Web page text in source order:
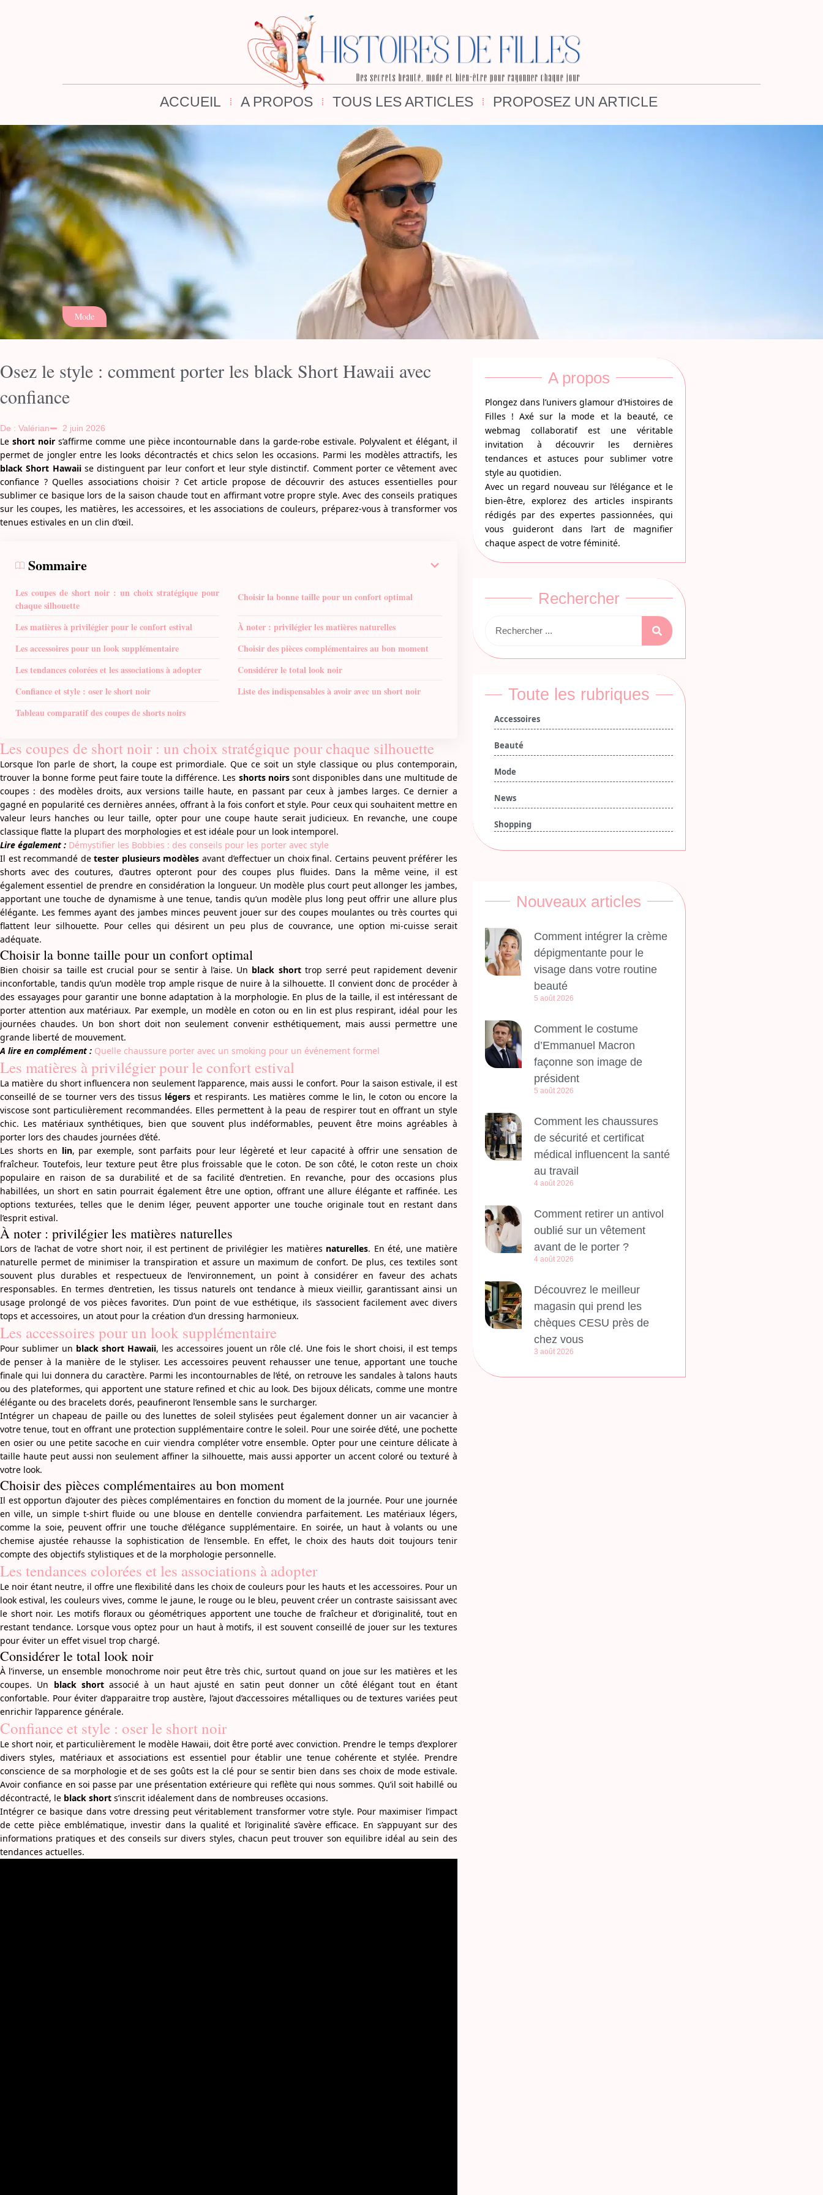
ACCUEIL A PROPOS TOUS LES ARTICLES PROPOSEZ UN ARTICLE
Mode
Osez le style : comment porter les black Short Hawaii avec
confiance
De : Valérian 2 juin 2026
Leshort noir s’affirme comme une pièce incontournable dans la garde-robe estivale. Polyvalent et élégant, il
permet de jongler entre les looks décontractés et chics selon les occasions. Parmi les modèles attractifs, les
black Short Hawaiise distinguent par leur confort et leur style distinctif. Comment porter ce vêtement avec
confiance ? Quelles associations choisir ? Cet article propose de découvrir des astuces essentielles pour
sublimer ce basique lors de la saison chaude tout en affirmant votre propre style. Avec des conseils pratiques
sur les coupes, les matières, les accessoires, et les associations de couleurs, préparez-vous à transformer vos
tenues estivales en un clin d’œil.
Sommaire
Les coupes de short noir : un choix stratégique pour
chaque silhouette
Choisir la bonne taille pour un confort optimal
Les matières à privilégier pour le confort estival
À noter : privilégier les matières naturelles
Les accessoires pour un look supplémentaire
Choisir des pièces complémentaires au bon moment
Les tendances colorées et les associations à adopter
Considérer le total look noir
Confiance et style : oser le short noir
Liste des indispensables à avoir avec un short noir
Tableau comparatif des coupes de shorts noirs
Les coupes de short noir : un choix stratégique pour chaque silhouette
Lorsque l’on parle de short, la coupe est primordiale. Que ce soit un style classique ou plus contemporain,
trouver la bonne forme peut faire toute la différence. Les shorts noirssont disponibles dans une multitude de
coupes : des modèles droits, aux versions taille haute, en passant par ceux à jambes larges. Ce dernier a
gagné en popularité ces dernières années, offrant à la fois confort et style. Pour ceux qui souhaitent mettre en
valeur leurs hanches ou leur taille, opter pour une coupe haute serait judicieux. En revanche, une coupe
classique flatte la plupart des morphologies et est idéale pour un look intemporel.
Lire également : Démystifier les Bobbies : des conseils pour les porter avec style
Il est recommandé detester plusieurs modèles avant d’effectuer un choix final. Certains peuvent préférer les
shorts avec des coutures, d’autres opteront pour des coupes plus fluides. Dans la même veine, il est
également essentiel de prendre en considération la longueur. Un modèle plus court peut allonger les jambes,
apportant une touche de dynamisme à une tenue, tandis qu’un modèle plus long peut offrir une allure plus
élégante. Les femmes ayant des jambes minces peuvent jouer sur des coupes moulantes ou très courtes qui
flattent leur silhouette. Pour celles qui désirent un peu plus de couvrance, une option mi-cuisse serait
adéquate.
Choisir la bonne taille pour un confort optimal
Bien choisir sa taille est crucial pour se sentir à l’aise. Un black shorttrop serré peut rapidement devenir
inconfortable, tandis qu’un modèle trop ample risque de nuire à la silhouette. Il convient donc de procéder à
des essayages pour garantir une bonne adaptation à la morphologie. En plus de la taille, il est intéressant de
porter attention aux matériaux. Par exemple, un modèle en coton ou en lin est plus respirant, idéal pour les
journées chaudes. Un bon short doit non seulement convenir esthétiquement, mais aussi permettre une
grande liberté de mouvement.
A lire en complément : Quelle chaussure porter avec un smoking pour un événement formel
Les matières à privilégier pour le confort estival
La matière du short influencera non seulement l’apparence, mais aussi le confort. Pour la saison estivale, il est
conseillé de se tourner vers des tissus légers et respirants. Les matières comme le lin, le coton ou encore la
viscose sont particulièrement recommandées. Elles permettent à la peau de respirer tout en offrant un style
chic. Les matériaux synthétiques, bien que souvent plus indéformables, peuvent être moins agréables à
porter lors des chaudes journées d’été.
Les shorts en lin, par exemple, sont parfaits pour leur légèreté et leur capacité à offrir une sensation de
fraîcheur. Toutefois, leur texture peut être plus froissable que le coton. De son côté, le coton reste un choix
populaire en raison de sa durabilité et de sa facilité d’entretien. En revanche, pour des occasions plus
habillées, un short en satin pourrait également être une option, offrant une allure élégante et raffinée. Les
options texturées, telles que le denim léger, peuvent apporter une touche originale tout en restant dans
l’esprit estival.
À noter : privilégier les matières naturelles
Lors de l’achat de votre short noir, il est pertinent de privilégier les matières naturelles. En été, une matière
naturelle permet de minimiser la transpiration et assure un maximum de confort. De plus, ces textiles sont
souvent plus durables et respectueux de l’environnement, un point à considérer en faveur des achats
responsables. En termes d’entretien, les tissus naturels ont tendance à mieux vieillir, garantissant ainsi un
usage prolongé de vos pièces favorites. D’un point de vue esthétique, ils s’associent facilement avec divers
tops et accessoires, un atout pour la création d’un dressing harmonieux.
Les accessoires pour un look supplémentaire
Pour sublimer un black short Hawaii, les accessoires jouent un rôle clé. Une fois le short choisi, il est temps
de penser à la manière de le styliser. Les accessoires peuvent rehausser une tenue, apportant une touche
finale qui lui donnera du caractère. Parmi les incontournables de l’été, on retrouve les sandales à talons hauts
ou des plateformes, qui apportent une stature refined et chic au look. Des bijoux délicats, comme une montre
élégante ou des bracelets dorés, peaufineront l’ensemble sans le surcharger.
Intégrer un chapeau de paille ou des lunettes de soleil stylisées peut également donner un air vacancier à
votre tenue, tout en offrant une protection supplémentaire contre le soleil. Pour une soirée d’été, une pochette
en osier ou une petite sacoche en cuir viendra compléter votre ensemble. Opter pour une ceinture délicate à
taille haute peut aussi non seulement affiner la silhouette, mais aussi apporter un accent coloré ou texturé à
votre look.
Choisir des pièces complémentaires au bon moment
Il est opportun d’ajouter des pièces complémentaires en fonction du moment de la journée. Pour une journée
en ville, un simple t-shirt fluide ou une blouse en dentelle conviendra parfaitement. Les matériaux légers,
comme la soie, peuvent offrir une touche d’élégance supplémentaire. En soirée, un haut à volants ou une
chemise ajustée rehausse la sophistication de l’ensemble. En effet, le choix des hauts doit toujours tenir
compte des objectifs stylistiques et de la morphologie personnelle.
Les tendances colorées et les associations à adopter
Le noir étant neutre, il offre une flexibilité dans les choix de couleurs pour les hauts et les accessoires. Pour un
look estival, les couleurs vives, comme le jaune, le rouge ou le bleu, peuvent créer un contraste saisissant avec
le short noir. Les motifs floraux ou géométriques apportent une touche de fraîcheur et d’originalité, tout en
restant tendance. Lorsque vous optez pour un haut à motifs, il est souvent conseillé de jouer sur les textures
pour éviter un effet visuel trop chargé.
Considérer le total look noir
À l’inverse, un ensemble monochrome noir peut être très chic, surtout quand on joue sur les matières et les
coupes. Un black shortassocié à un haut ajusté en satin peut donner un côté élégant tout en étant
confortable. Pour éviter d’apparaitre trop austère, l’ajout d’accessoires métalliques ou de textures variées peut
enrichir l’apparence générale.
Confiance et style : oser le short noir
Le short noir, et particulièrement le modèle Hawaii, doit être porté avec conviction. Prendre le temps d’explorer
divers styles, matériaux et associations est essentiel pour établir une tenue cohérente et stylée. Prendre
conscience de sa morphologie et de ses goûts est la clé pour se sentir bien dans ses choix de mode estivale.
Avoir confiance en soi passe par une présentation extérieure qui reflète qui nous sommes. Qu’il soit habillé ou
décontracté, le black short s’inscrit idéalement dans de nombreuses occasions.
Intégrer ce basique dans votre dressing peut véritablement transformer votre style. Pour maximiser l’impact
de cette pièce emblématique, investir dans la qualité et l’originalité s’avère efficace. En s’appuyant sur des
informations pratiques et des conseils sur divers styles, chacun peut trouver son equilibre idéal au sein des
tendances actuelles.
A propos
Plongez dans l’univers glamour d’Histoires de
Filles ! Axé sur la mode et la beauté, ce
webmag collaboratif est une véritable
invitation à découvrir les dernières
tendances et astuces pour sublimer votre
style au quotidien.
Avec un regard nouveau sur l’élégance et le
bien-être, explorez des articles inspirants
rédigés par des expertes passionnées, qui
vous guideront dans l’art de magnifier
chaque aspect de votre féminité.
Rechercher
Toute les rubriques
Accessoires
Beauté
Mode
News
Shopping
Nouveaux articles
Comment intégrer la crème
dépigmentante pour le
visage dans votre routine
beauté
5 août 2026
Comment le costume
d’Emmanuel Macron
façonne son image de
président
5 août 2026
Comment les chaussures
de sécurité et certificat
médical influencent la santé
au travail
4 août 2026
Comment retirer un antivol
oublié sur un vêtement
avant de le porter ?
4 août 2026
Découvrez le meilleur
magasin qui prend les
chèques CESU près de
chez vous
3 août 2026